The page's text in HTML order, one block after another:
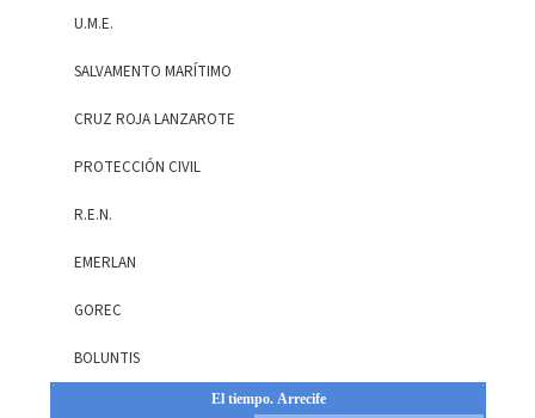
U.M.E.
SALVAMENTO MARÍTIMO
CRUZ ROJA LANZAROTE
PROTECCIÓN CIVIL
R.E.N.
EMERLAN
GOREC
BOLUNTIS